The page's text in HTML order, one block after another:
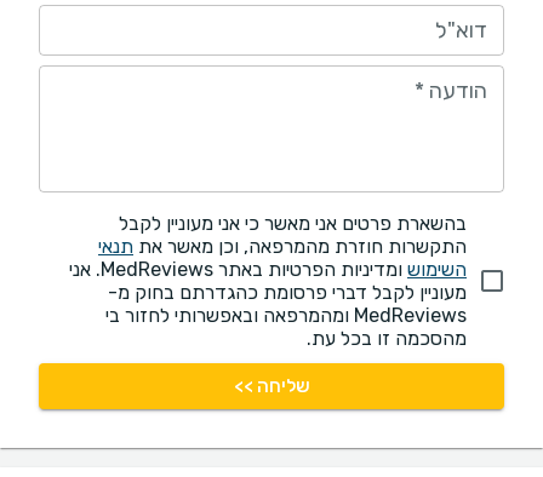
דוא"ל
הודעה *
בהשארת פרטים אני מאשר כי אני מעוניין לקבל
התקשרות חוזרת מהמרפאה, וכן מאשר את תנאי
השימוש
ומדיניות הפרטיות באתר MedReviews. אני
מעוניין לקבל דברי פרסומת כהגדרתם בחוק מ-
MedReviews ומהמרפאה ובאפשרותי לחזור בי
מהסכמה זו בכל עת.
שליחה >>